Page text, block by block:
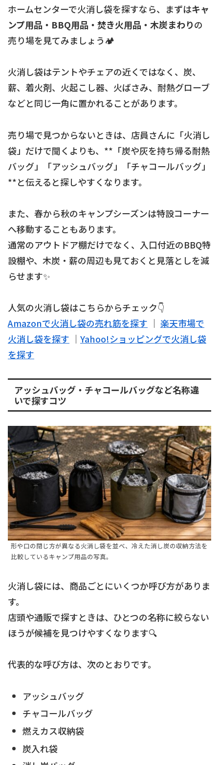
ホームセンターで火消し袋を探すなら、まずはキャ
ンプ用品・BBQ用品・焚き火用品・木炭まわりの
売り場を見てみましょう🏕
火消し袋はテントやチェアの近くではなく、炭、
薪、着火剤、火起こし器、火ばさみ、耐熱グローブ
などと同じ一角に置かれることがあります。
売り場で見つからないときは、店員さんに「火消し
袋」だけで聞くよりも、**「炭や灰を持ち帰る耐熱
バッグ」「アッシュバッグ」「チャコールバッグ」
**と伝えると探しやすくなります。
また、春から秋のキャンプシーズンは特設コーナー
へ移動することもあります。
通常のアウトドア棚だけでなく、入口付近のBBQ特
設棚や、木炭・薪の周辺も見ておくと見落としを減
らせます✨
人気の火消し袋はこちらからチェック👇
Amazonで火消し袋の売れ筋を探す ｜ 楽天市場で
火消し袋を探す ｜ Yahoo!ショッピングで火消し袋
を探す
アッシュバッグ・チャコールバッグなど名称違
いで探すコツ
形や口の閉じ方が異なる火消し袋を並べ、冷えた消し炭の収納方法を
比較しているキャンプ用品の写真。
火消し袋には、商品ごとにいくつか呼び方がありま
す。
店頭や通販で探すときは、ひとつの名称に絞らない
ほうが候補を見つけやすくなります🔍
代表的な呼び方は、次のとおりです。
アッシュバッグ
チャコールバッグ
燃えカス収納袋
炭入れ袋